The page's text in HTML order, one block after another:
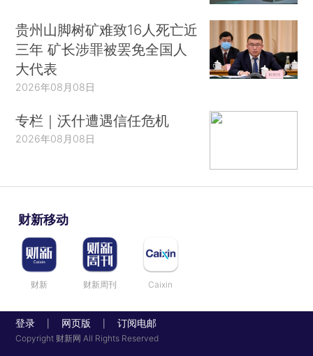
贵州山脚树矿难致16人死亡近
三年 矿长涉罪被罢免全国人
大代表
2026年08月08日
专栏｜沃什遭遇信任危机
2026年08月08日
财新移动
财新 财新周刊 Caixin
登录 网页版 订阅电邮
Copyright 财新网 All Rights Reserved